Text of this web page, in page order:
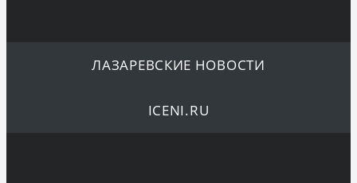
ЛАЗАРЕВСКИЕ НОВОСТИ
ICENI.RU